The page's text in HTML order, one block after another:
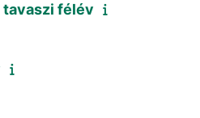
tavaszi félév